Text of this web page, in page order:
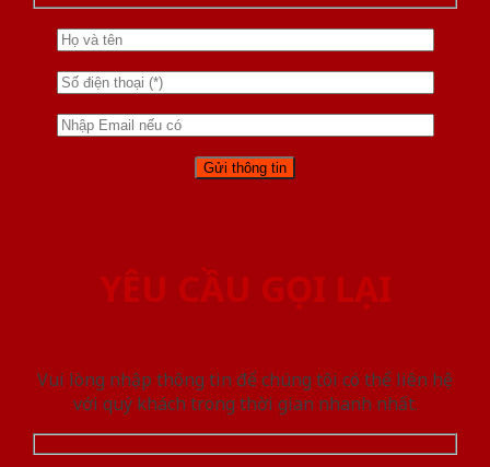
YÊU CẦU GỌI LẠI
Vui lòng nhập thông tin để chúng tôi có thể liên hệ
với quý khách trong thời gian nhanh nhất.